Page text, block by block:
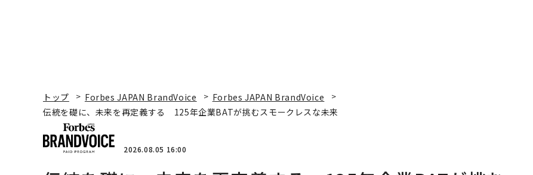
トップ Forbes JAPAN BrandVoice
Forbes JAPAN BrandVoice
伝統を礎に、未来を再定義する 125年企業BATが挑むスモークレスな未来
2026.08.05 16:00